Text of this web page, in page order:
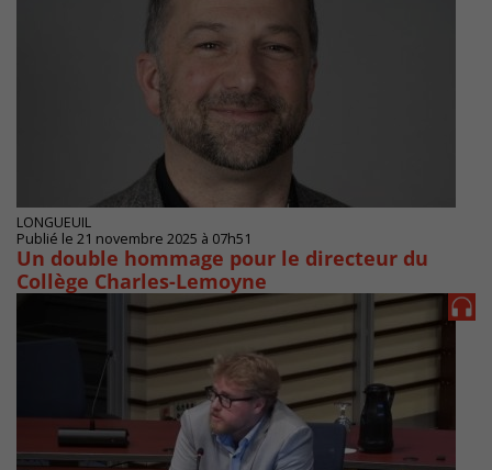
LONGUEUIL
Publié le 21 novembre 2025 à 07h51
Un double hommage pour le directeur du
Collège Charles-Lemoyne